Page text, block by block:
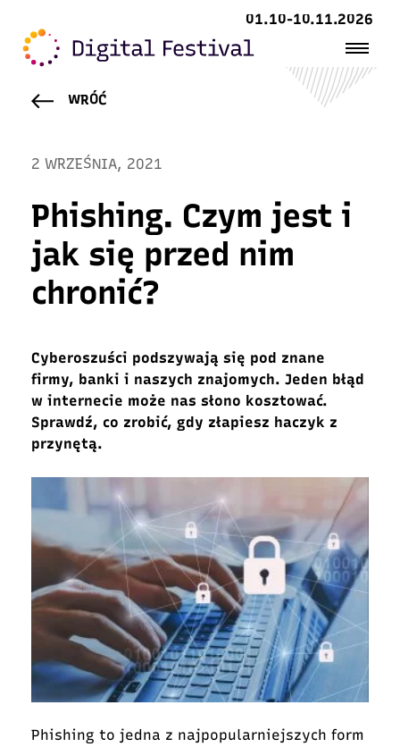
01.10-10.11.2026
WRÓĆ
2 WRZEŚNIA, 2021
Phishing. Czym jest i
jak się przed nim
chronić?
Cyberoszuści podszywają się pod znane
firmy, banki i naszych znajomych. Jeden błąd
w internecie może nas słono kosztować.
Sprawdź, co zrobić, gdy złapiesz haczyk z
przynętą.
Phishing to jedna z najpopularniejszych form